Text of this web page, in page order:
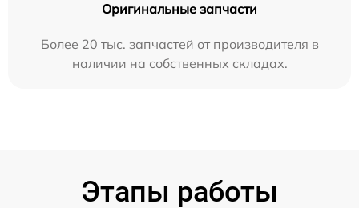
Оригинальные запчасти
Более 20 тыс. запчастей от производителя в
наличии на собственных складах.
Этапы работы